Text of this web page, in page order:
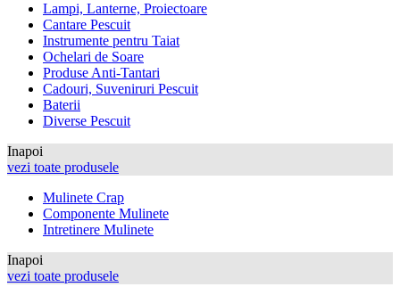
Lampi, Lanterne, Proiectoare
Cantare Pescuit
Instrumente pentru Taiat
Ochelari de Soare
Produse Anti-Tantari
Cadouri, Suveniruri Pescuit
Baterii
Diverse Pescuit
Inapoi
vezi toate produsele
Mulinete Crap
Componente Mulinete
Intretinere Mulinete
Inapoi
vezi toate produsele